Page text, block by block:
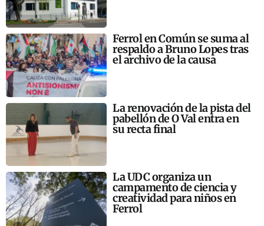
Ferrol en Común se suma al
respaldo a Bruno Lopes tras
el archivo de la causa
La renovación de la pista del
pabellón de O Val entra en
su recta final
La UDC organiza un
campamento de ciencia y
creatividad para niños en
Ferrol